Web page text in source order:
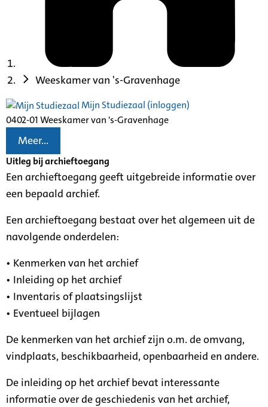
Weeskamer van 's-Gravenhage
Mijn Studiezaal (inloggen)
0402-01 Weeskamer van 's-Gravenhage
Meer...
Uitleg bij archieftoegang
Een archieftoegang geeft uitgebreide informatie over
een bepaald archief.
Een archieftoegang bestaat over het algemeen uit de
navolgende onderdelen:
• Kenmerken van het archief
• Inleiding op het archief
• Inventaris of plaatsingslijst
• Eventueel bijlagen
De kenmerken van het archief zijn o.m. de omvang,
vindplaats, beschikbaarheid, openbaarheid en andere.
De inleiding op het archief bevat interessante
informatie over de geschiedenis van het archief,